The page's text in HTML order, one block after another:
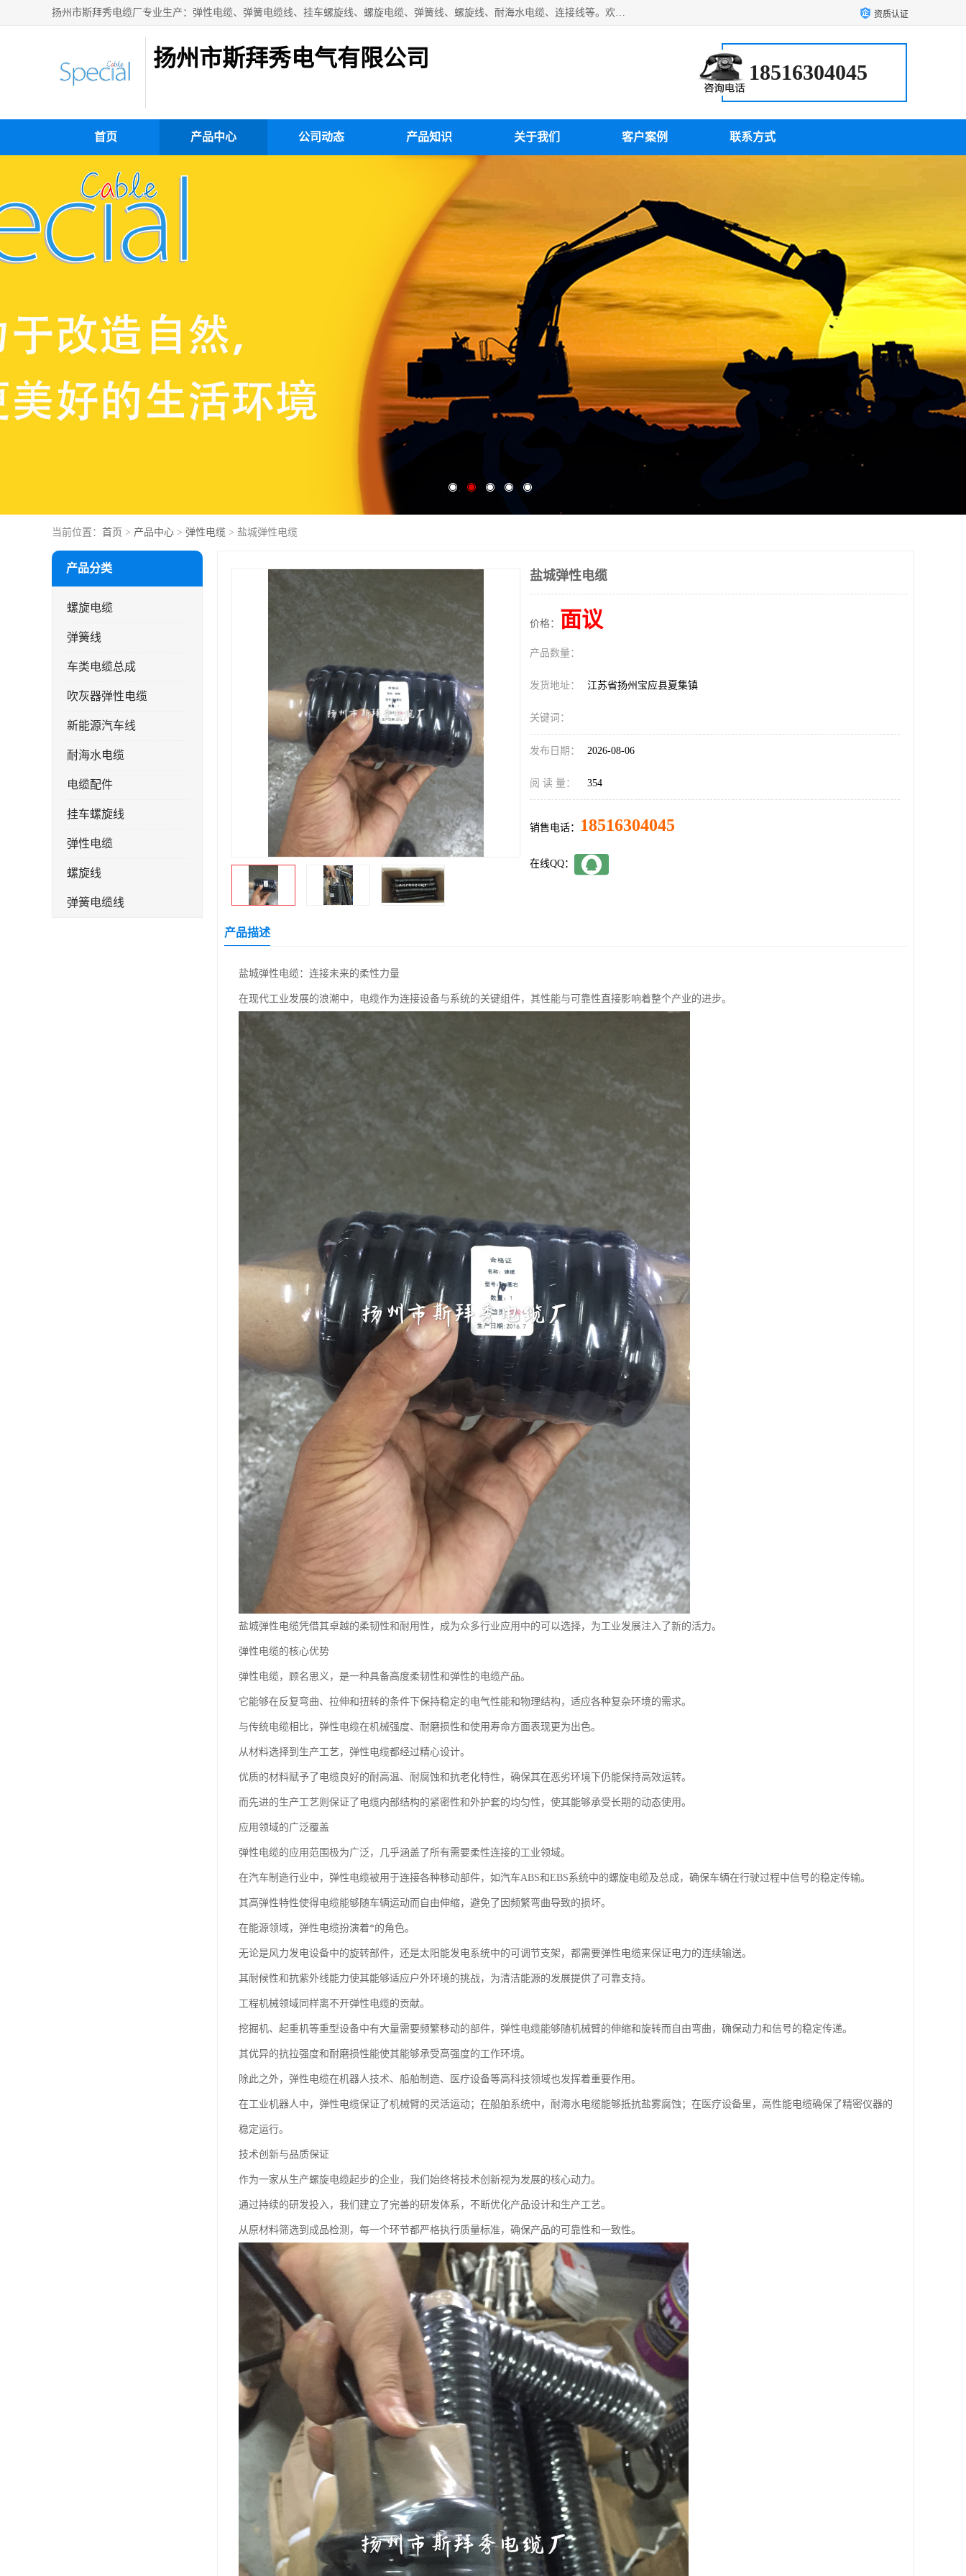
扬州市斯拜秀电缆厂专业生产：弹性电缆、弹簧电缆线、挂车螺旋线、螺旋电缆、弹簧线、螺旋线、耐海水电缆、连接线等。欢迎来电咨询！ 资质认证
扬州市斯拜秀电气有限公司
18516304045
首页 产品中心 公司动态 产品知识 关于我们 客户案例 联系方式
当前位置： 首页 > 产品中心 > 弹性电缆 > 盐城弹性电缆
产品分类
螺旋电缆
弹簧线
车类电缆总成
吹灰器弹性电缆
新能源汽车线
耐海水电缆
电缆配件
挂车螺旋线
弹性电缆
螺旋线
弹簧电缆线
盐城弹性电缆
价格： 面议
产品数量：
发货地址： 江苏省扬州宝应县夏集镇
关键词：
发布日期： 2026-08-06
阅 读 量： 354
销售电话： 18516304045
在线QQ：
产品描述
盐城弹性电缆：连接未来的柔性力量
在现代工业发展的浪潮中，电缆作为连接设备与系统的关键组件，其性能与可靠性直接影响着整个产业的进步。
盐城弹性电缆凭借其卓越的柔韧性和耐用性，成为众多行业应用中的可以选择，为工业发展注入了新的活力。
弹性电缆的核心优势
弹性电缆，顾名思义，是一种具备高度柔韧性和弹性的电缆产品。
它能够在反复弯曲、拉伸和扭转的条件下保持稳定的电气性能和物理结构，适应各种复杂环境的需求。
与传统电缆相比，弹性电缆在机械强度、耐磨损性和使用寿命方面表现更为出色。
从材料选择到生产工艺，弹性电缆都经过精心设计。
优质的材料赋予了电缆良好的耐高温、耐腐蚀和抗老化特性，确保其在恶劣环境下仍能保持高效运转。
而先进的生产工艺则保证了电缆内部结构的紧密性和外护套的均匀性，使其能够承受长期的动态使用。
应用领域的广泛覆盖
弹性电缆的应用范围极为广泛，几乎涵盖了所有需要柔性连接的工业领域。
在汽车制造行业中，弹性电缆被用于连接各种移动部件，如汽车ABS和EBS系统中的螺旋电缆及总成，确保车辆在行驶过程中信号的稳定传输。
其高弹性特性使得电缆能够随车辆运动而自由伸缩，避免了因频繁弯曲导致的损坏。
在能源领域，弹性电缆扮演着*的角色。
无论是风力发电设备中的旋转部件，还是太阳能发电系统中的可调节支架，都需要弹性电缆来保证电力的连续输送。
其耐候性和抗紫外线能力使其能够适应户外环境的挑战，为清洁能源的发展提供了可靠支持。
工程机械领域同样离不开弹性电缆的贡献。
挖掘机、起重机等重型设备中有大量需要频繁移动的部件，弹性电缆能够随机械臂的伸缩和旋转而自由弯曲，确保动力和信号的稳定传递。
其优异的抗拉强度和耐磨损性能使其能够承受高强度的工作环境。
除此之外，弹性电缆在机器人技术、船舶制造、医疗设备等高科技领域也发挥着重要作用。
在工业机器人中，弹性电缆保证了机械臂的灵活运动；在船舶系统中，耐海水电缆能够抵抗盐雾腐蚀；在医疗设备里，高性能电缆确保了精密仪器的
稳定运行。
技术创新与品质保证
作为一家从生产螺旋电缆起步的企业，我们始终将技术创新视为发展的核心动力。
通过持续的研发投入，我们建立了完善的研发体系，不断优化产品设计和生产工艺。
从原材料筛选到成品检测，每一个环节都严格执行质量标准，确保产品的可靠性和一致性。